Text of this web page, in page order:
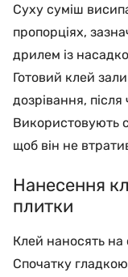
Суху суміш
пропорціях,
дрилем із
Готовий клей
дозрівання,
Використовують
щоб він не
Нанесення
плитки
Клей наносять на
Спочатку